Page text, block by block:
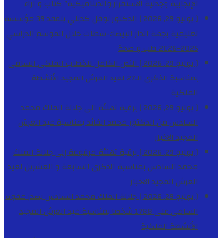
الإيجابية وجدلية الاستقرار والديناميكية”كتاب و اراء
[ يوليو 29, 2026 ]
الدكتور نوفل كديلي يتفقد 39 مؤسسة
تعليمية بجهة الدار البيضاء-سطات خلال الموسم الدراسي
2025-2026
طب و صحة
[ يوليو 29, 2026 ]
النص الكامل للخطاب الملكي السامي
بمناسبة الذكرى الـ27 لعيد العرش المجيد
الأنشطة
الملكية
[ يوليو 29, 2026 ]
برقية تهنئة الى جلالة الملك محمد
السادس من الدكتور محمد الفائد بمناسبة عيد العرش
المجيدالاخبار
[ يوليو 29, 2026 ]
برقية تهنئة مرفوعة إلى جلالة الملك
محمد السادس بمناسبة الذكرى السابعة و العشرين لعيد
العرش المجيدالاخبار
[ يوليو 29, 2026 ]
جلالة الملك محمد السادس يصدر عفوه
السامي على 1788 شخصا بمناسبة عيد العرش المجيد
الأنشطة الملكية